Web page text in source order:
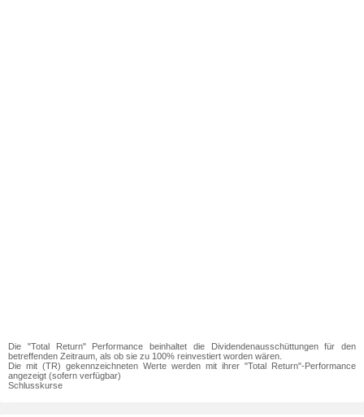
Die "Total Return" Performance beinhaltet die Dividendenausschüttungen für den
betreffenden Zeitraum, als ob sie zu 100% reinvestiert worden wären.
Die mit (TR) gekennzeichneten Werte werden mit ihrer "Total Return"-Performance
angezeigt (sofern verfügbar)
Schlusskurse